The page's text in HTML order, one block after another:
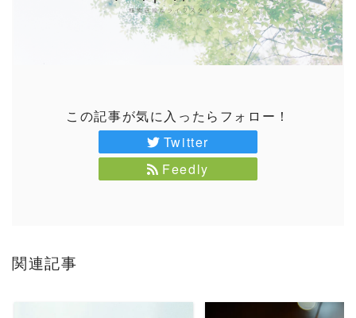
この記事が気に入ったらフォロー！
Twitter
Feedly
関連記事